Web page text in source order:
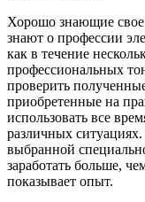
Хорошо знающие свое
знают о профессии
как в течение
профессиональных
проверить
приобретенные на
использовать все
различных
выбранной
заработать больше,
показывает опыт.